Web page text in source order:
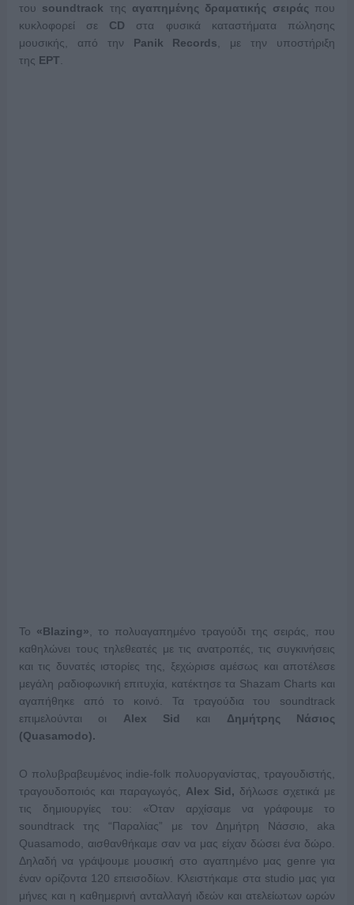
του soundtrack της αγαπημένης δραματικής σειράς που
κυκλοφορεί σε CD στα φυσικά καταστήματα πώλησης
μουσικής, από την Panik Records , με την υποστήριξη
της ΕΡΤ
Το «Blazing» , το πολυαγαπημένο τραγούδι της σειράς, που
καθηλώνει τους τηλεθεατές με τις ανατροπές, τις συγκινήσεις
και τις δυνατές ιστορίες της, ξεχώρισε αμέσως και αποτέλεσε
μεγάλη ραδιοφωνική επιτυχία, κατέκτησε τα Shazam Charts και
αγαπήθηκε από το κοινό. Τα τραγούδια του soundtrack
επιμελούνται οι Alex Sid και Δημήτρης Νάσιος
(Quasamodo).
Ο πολυβραβευμένος indie-folk πολυοργανίστας, τραγουδιστής,
τραγουδοποιός και παραγωγός, Alex Sid, δήλωσε σχετικά με
τις δημιουργίες του: «Όταν αρχίσαμε να γράφουμε το
soundtrack της “Παραλίας” με τον Δημήτρη Νάσσιο, aka
Quasamodo, αισθανθήκαμε σαν να μας είχαν δώσει ένα δώρο.
Δηλαδή να γράψουμε μουσική στο αγαπημένο μας genre για
έναν ορίζοντα 120 επεισοδίων. Κλειστήκαμε στα studio μας για
μήνες και η καθημερινή ανταλλαγή ιδεών και ατελείωτων ωρών